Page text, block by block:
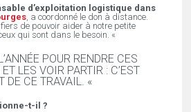
d’exploitation logistique dans
, a coordonné le don à distance.
fiers de pouvoir aider à notre petite
qui sont dans le besoin. «
POUR RENDRE CES
LES VOIR PARTIR : C’EST
DE CE TRAVAIL. «
t-il ?